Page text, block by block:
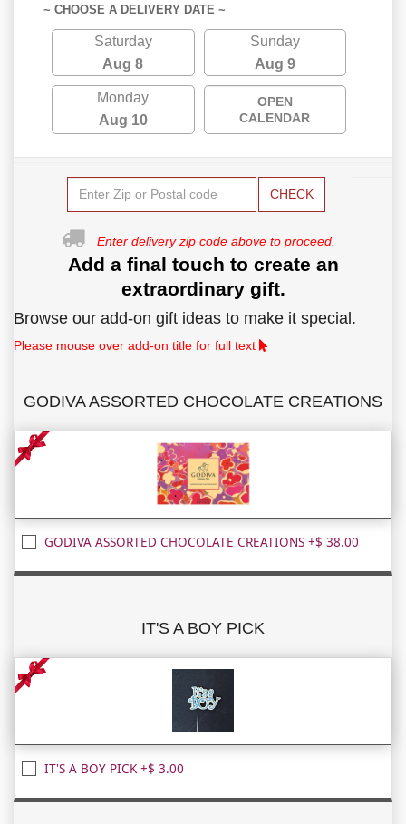
~ CHOOSE A DELIVERY DATE ~
Saturday
Aug 8
Sunday
Aug 9
Monday
Aug 10
OPEN
CALENDAR
CHECK
Enter delivery zip code above to proceed.
Add a final touch to create an
extraordinary gift.
Browse our add-on gift ideas to make it special.
Please mouse over add-on title for full text
GODIVA ASSORTED CHOCOLATE CREATIONS
GODIVA ASSORTED CHOCOLATE CREATIONS +$ 38.00
IT'S A BOY PICK
IT'S A BOY PICK +$ 3.00